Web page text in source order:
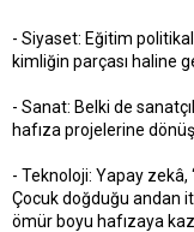
- Siyaset: Eğitim
kimliğin parçası haline
- Sanat: Belki de
hafıza projelerine
- Teknoloji: Yapay
Çocuk doğduğu andan
ömür boyu hafızaya